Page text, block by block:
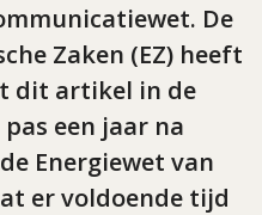
De
Zaken (EZ) heeft
dit artikel in de
een jaar na
Energiewet van
er voldoende tijd